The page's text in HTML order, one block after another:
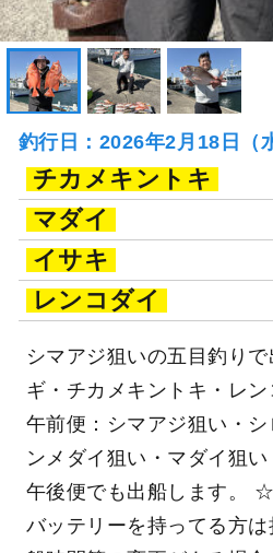
釣行日：2026年2月18日（
チカメキントキ
マダイ
イサキ
レンコダイ
シマアジ狙いの五目釣り
ギ・チカメキントキ・レ
午前便：シマアジ狙い・
ンメダイ狙い・マダイ狙
午後便でも出船します。
バッテリーを持ってる方